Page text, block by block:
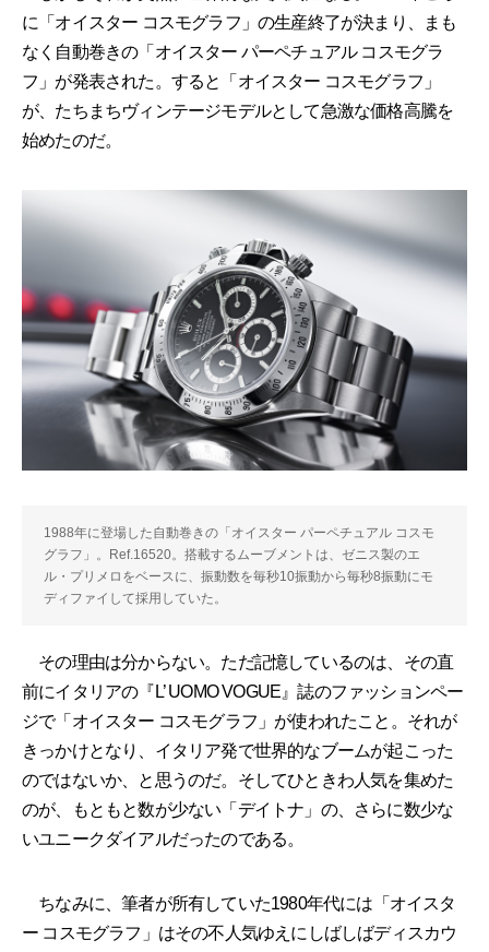
に「オイスター コスモグラフ」の生産終了が決まり、まも
なく自動巻きの「オイスター パーペチュアル コスモグラ
フ」が発表された。すると「オイスター コスモグラフ」
が、たちまちヴィンテージモデルとして急激な価格高騰を
始めたのだ。
1988年に登場した自動巻きの「オイスター パーペチュアル コスモ
グラフ」。Ref.16520。搭載するムーブメントは、ゼニス製のエ
ル・プリメロをベースに、振動数を毎秒10振動から毎秒8振動にモ
ディファイして採用していた。
その理由は分からない。ただ記憶しているのは、その直
前にイタリアの『L’ UOMO VOGUE』誌のファッションペー
ジで「オイスター コスモグラフ」が使われたこと。それが
きっかけとなり、イタリア発で世界的なブームが起こった
のではないか、と思うのだ。そしてひときわ人気を集めた
のが、もともと数が少ない「デイトナ」の、さらに数少な
いユニークダイアルだったのである。
ちなみに、筆者が所有していた1980年代には「オイスタ
ー コスモグラフ」はその不人気ゆえにしばしばディスカウ